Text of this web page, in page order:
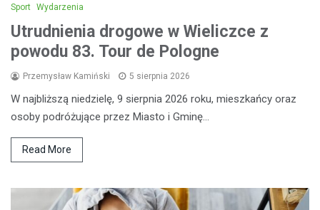
Sport Wydarzenia
Utrudnienia drogowe w Wieliczce z
powodu 83. Tour de Pologne
Przemysław Kamiński 5 sierpnia 2026
W najbliższą niedzielę, 9 sierpnia 2026 roku, mieszkańcy oraz
osoby podróżujące przez Miasto i Gminę…
Read More